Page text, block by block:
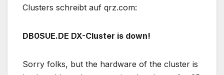
Clusters schreibt auf qrz.com:
DB0SUE.DE DX-Cluster is down!
Sorry folks, but the hardware of the cluster is